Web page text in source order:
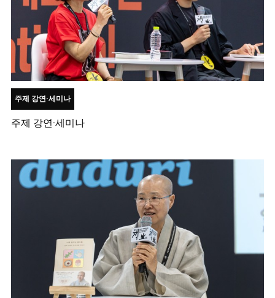
주제 강연·세미나
주제 강연·세미나